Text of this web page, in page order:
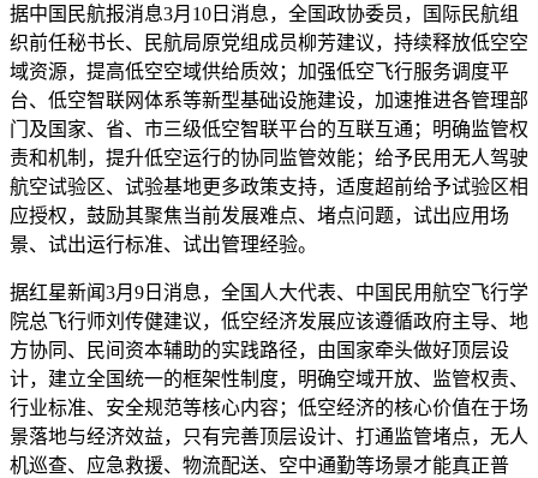
据中国民航报消息3月10日消息，全国政协委员，国际民航组
织前任秘书长、民航局原党组成员柳芳建议，持续释放低空空
域资源，提高低空空域供给质效；加强低空飞行服务调度平
台、低空智联网体系等新型基础设施建设，加速推进各管理部
门及国家、省、市三级低空智联平台的互联互通；明确监管权
责和机制，提升低空运行的协同监管效能；给予民用无人驾驶
航空试验区、试验基地更多政策支持，适度超前给予试验区相
应授权，鼓励其聚焦当前发展难点、堵点问题，试出应用场
景、试出运行标准、试出管理经验。
据红星新闻3月9日消息，全国人大代表、中国民用航空飞行学
院总飞行师刘传健建议，低空经济发展应该遵循政府主导、地
方协同、民间资本辅助的实践路径，由国家牵头做好顶层设
计，建立全国统一的框架性制度，明确空域开放、监管权责、
行业标准、安全规范等核心内容；低空经济的核心价值在于场
景落地与经济效益，只有完善顶层设计、打通监管堵点，无人
机巡查、应急救援、物流配送、空中通勤等场景才能真正普